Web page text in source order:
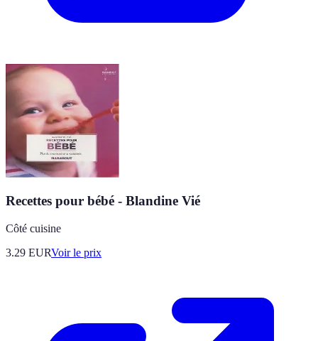
Recettes pour bébé - Blandine Vié
Côté cuisine
3.29 EURVoir le prix